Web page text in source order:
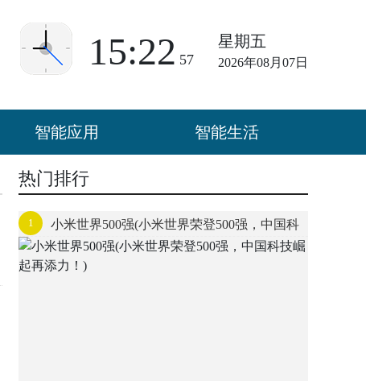
星期五
2026年08月07日
15:22 57
智能应用 智能生活
热门排行
1
小米世界500强(小米世界荣登500强，中国科
技崛起再添力！)